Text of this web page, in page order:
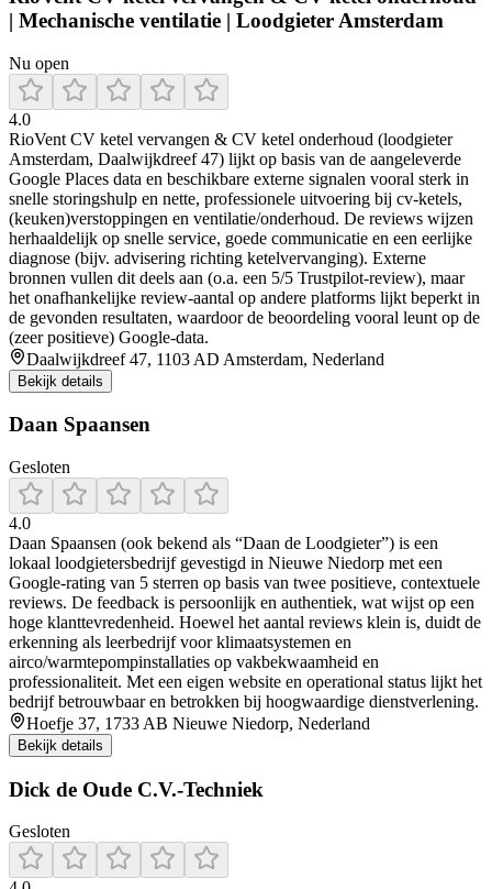
| Mechanische ventilatie | Loodgieter Amsterdam
Nu open
4.0
RioVent CV ketel vervangen & CV ketel onderhoud (loodgieter
Amsterdam, Daalwijkdreef 47) lijkt op basis van de aangeleverde
Google Places data en beschikbare externe signalen vooral sterk in
snelle storingshulp en nette, professionele uitvoering bij cv-ketels,
(keuken)verstoppingen en ventilatie/onderhoud. De reviews wijzen
herhaaldelijk op snelle service, goede communicatie en een eerlijke
diagnose (bijv. advisering richting ketelvervanging). Externe
bronnen vullen dit deels aan (o.a. een 5/5 Trustpilot-review), maar
het onafhankelijke review-aantal op andere platforms lijkt beperkt in
de gevonden resultaten, waardoor de beoordeling vooral leunt op de
(zeer positieve) Google-data.
Daalwijkdreef 47, 1103 AD Amsterdam, Nederland
Bekijk details
Daan Spaansen
Gesloten
4.0
Daan Spaansen (ook bekend als “Daan de Loodgieter”) is een
lokaal loodgietersbedrijf gevestigd in Nieuwe Niedorp met een
Google-rating van 5 sterren op basis van twee positieve, contextuele
reviews. De feedback is persoonlijk en authentiek, wat wijst op een
hoge klanttevredenheid. Hoewel het aantal reviews klein is, duidt de
erkenning als leerbedrijf voor klimaatsystemen en
airco/warmtepompinstallaties op vakbekwaamheid en
professionaliteit. Met een eigen website en operational status lijkt het
bedrijf betrouwbaar en betrokken bij hoogwaardige dienstverlening.
Hoefje 37, 1733 AB Nieuwe Niedorp, Nederland
Bekijk details
Dick de Oude C.V.-Techniek
Gesloten